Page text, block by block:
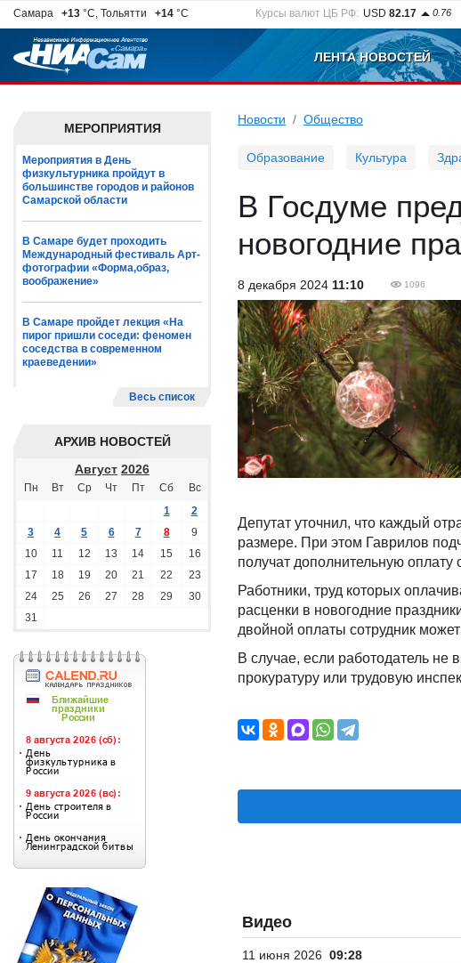
Самара +13 °C, Тольятти +14 °C Курсы валют ЦБ РФ: USD 82.17 0.76
ЛЕНТА НОВОСТЕЙ
МЕРОПРИЯТИЯ
Мероприятия в День
физкультурника пройдут в
большинстве городов и районов
Самарской области
В Самаре будет проходить
Международный фестиваль Арт-
фотографии «Форма,образ,
воображение»
В Самаре пройдет лекция «На
пирог пришли соседи: феномен
соседства в современном
краеведении»
Весь список
АРХИВ НОВОСТЕЙ
Август 2026
Пн Вт Ср Чт Пт Сб
Вс
1
2
3
4 5 6 7 8
9
10
11 12 13 14 15
16
17
18 19 20 21 22
23
24
25 26 27 28 29
30
31
Новости Общество
Образование Культура
В Госдуме
новогодние
8 декабря 2024 11:10 1096
Депутат уточнил, что каждый
размере. При этом Гаврилов
получат дополнительную
Работники, труд которых
расценки в новогодние
двойной оплаты сотрудник
В случае, если работодатель не
прокуратуру или трудовую
Видео
11 июня 2026 09:28